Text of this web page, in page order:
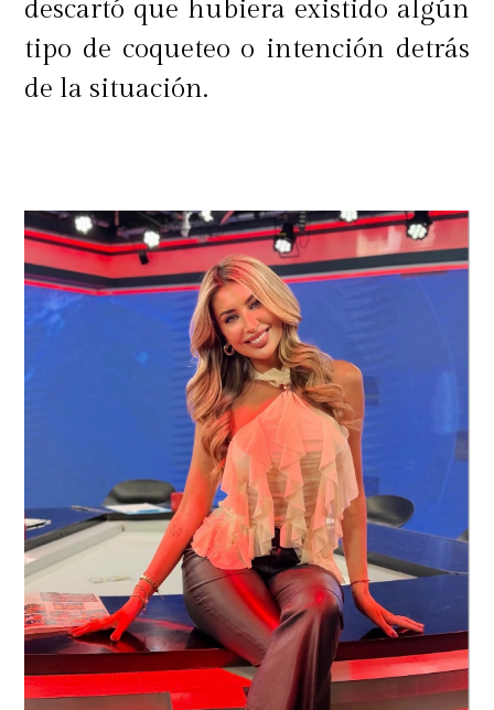
descartó que hubiera existido algún
tipo de coqueteo o intención detrás
de la situación.